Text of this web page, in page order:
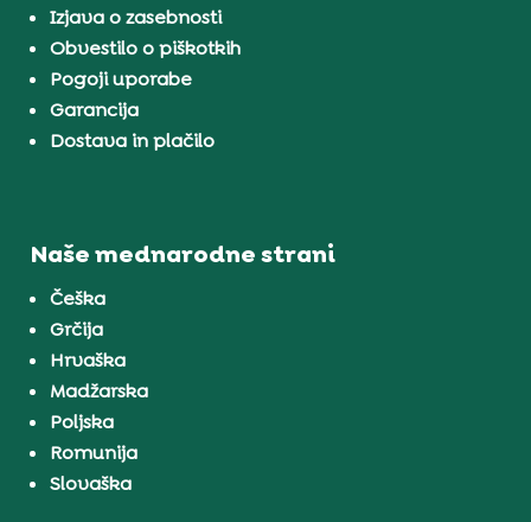
Izjava o zasebnosti
Obvestilo o piškotkih
Pogoji uporabe
Garancija
Dostava in plačilo
Naše mednarodne strani
Češka
Grčija
Hrvaška
Madžarska
Poljska
Romunija
Slovaška